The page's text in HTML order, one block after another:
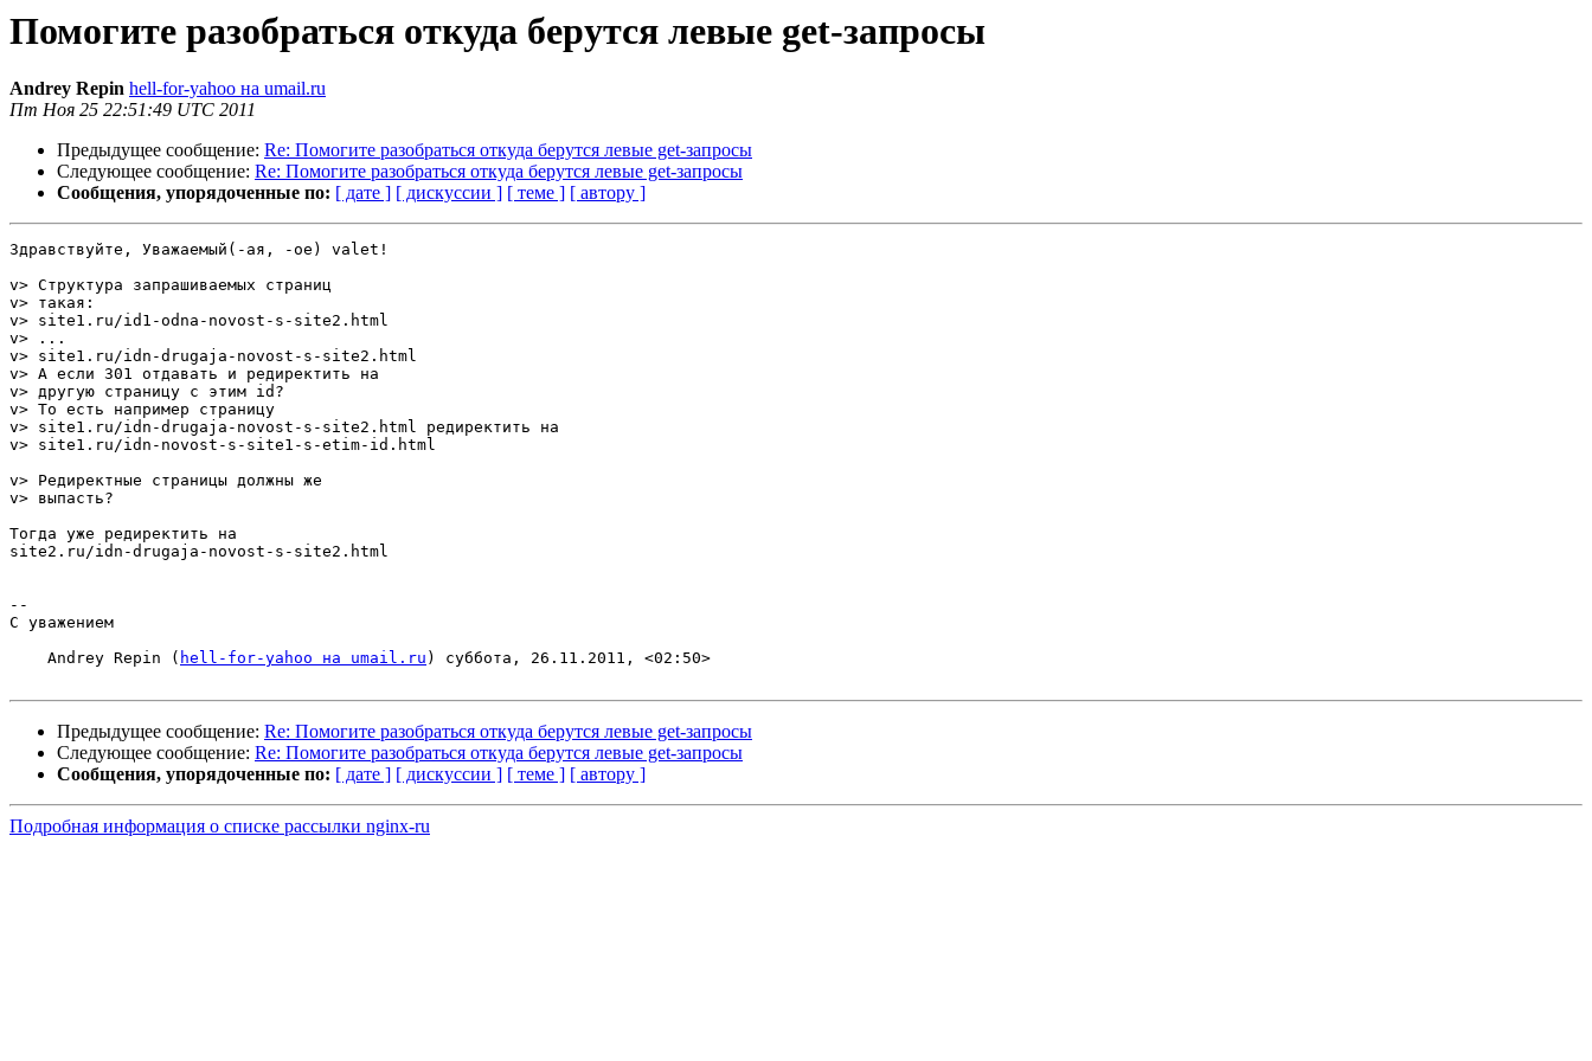
Помогите разобраться откуда берутся левые get-запросы
Andrey Repin hell-for-yahoo на umail.ru
Пт Ноя 25 22:51:49 UTC 2011
Предыдущее сообщение: Re: Помогите разобраться откуда берутся левые get-запросы
Следующее сообщение: Re: Помогите разобраться откуда берутся левые get-запросы
Сообщения, упорядоченные по: [ дате ] [ дискуссии ] [ теме ] [ автору ]
Здравствуйте, Уважаемый(-ая, -ое) valet!
v> Структура запрашиваемых страниц
v> такая:
v> site1.ru/id1-odna-novost-s-site2.html
v> ...
v> site1.ru/idn-drugaja-novost-s-site2.html
v> А если 301 отдавать и редиректить на
v> другую страницу с этим id?
v> То есть например страницу
v> site1.ru/idn-drugaja-novost-s-site2.html редиректить на
v> site1.ru/idn-novost-s-site1-s-etim-id.html
v> Редиректные страницы должны же
v> выпасть?
Тогда уже редиректить на
site2.ru/idn-drugaja-novost-s-site2.html
--
С уважением
    Andrey Repin (
hell-for-yahoo на umail.ru ) суббота, 26.11.2011, <02:50>
Предыдущее сообщение: Re: Помогите разобраться откуда берутся левые get-запросы
Следующее сообщение: Re: Помогите разобраться откуда берутся левые get-запросы
Сообщения, упорядоченные по: [ дате ] [ дискуссии ] [ теме ] [ автору ]
Подробная информация о списке рассылки nginx-ru